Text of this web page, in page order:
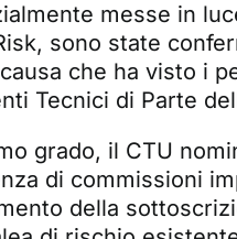
messe in
sono state
che ha visto i
Tecnici di Parte
grado, il CTU
di commissioni
della